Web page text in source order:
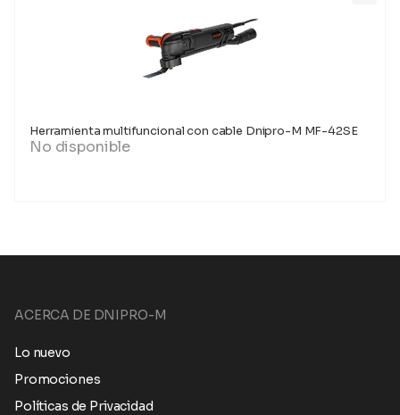
Herramienta multifuncional con cable Dnipro-M MF-42SE
No disponible
ACERCA DE DNIPRO-M
Lo nuevo
Promociones
Políticas de Privacidad